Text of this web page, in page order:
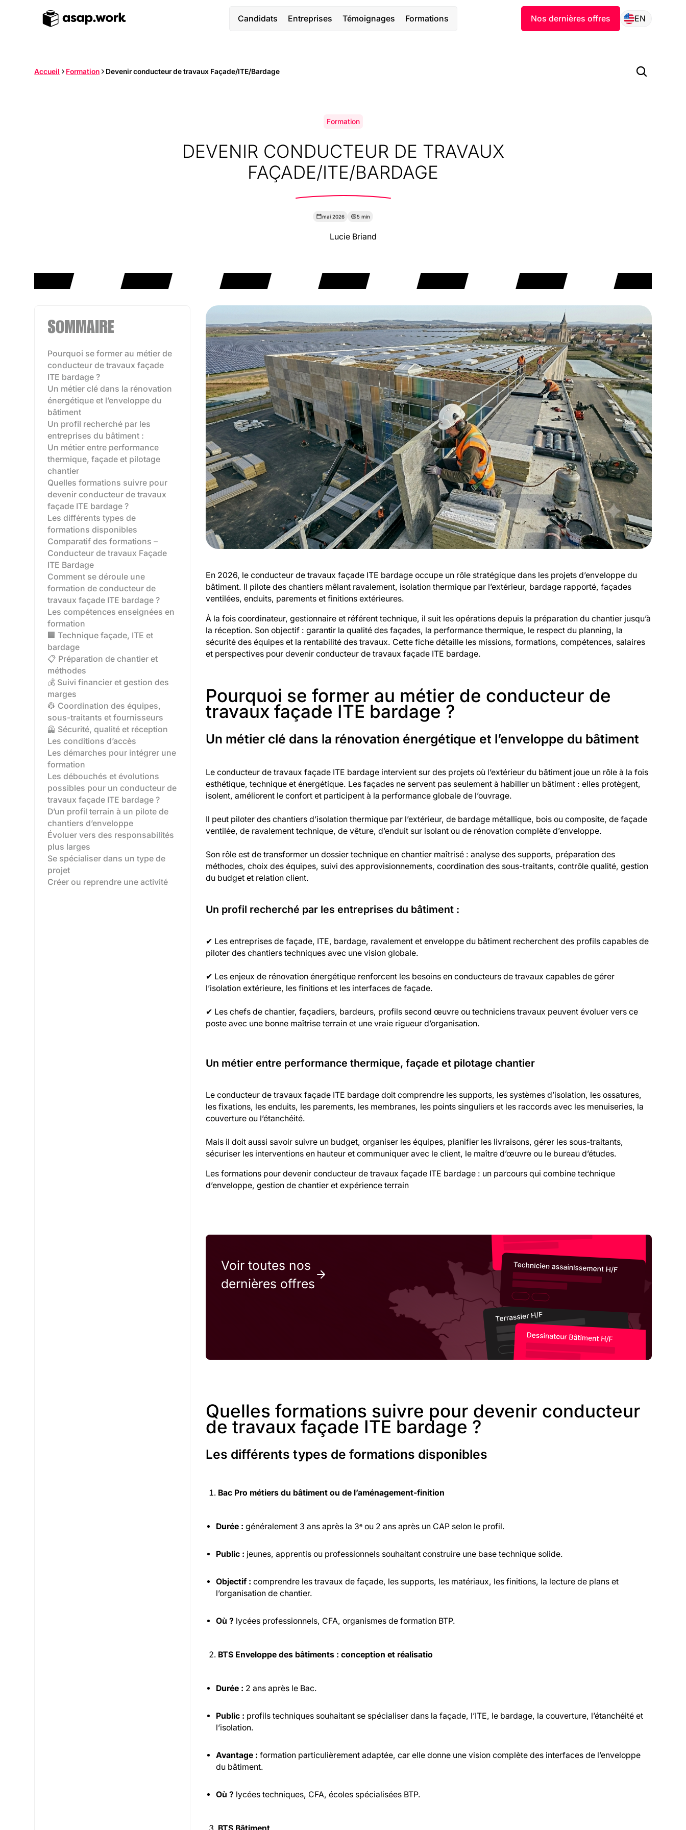
Candidats Entreprises Témoignages Formations Nos dernières offres EN
Accueil Formation Devenir conducteur de travaux Façade/ITE/Bardage
Formation
DEVENIR CONDUCTEUR DE TRAVAUX
FAÇADE/ITE/BARDAGE
mai 2026 5 min
Lucie Briand
SOMMAIRE
Pourquoi se former au métier de
conducteur de travaux façade
ITE bardage ?
Un métier clé dans la rénovation
énergétique et l’enveloppe du
bâtiment
Un profil recherché par les
entreprises du bâtiment :
Un métier entre performance
thermique, façade et pilotage
chantier
Quelles formations suivre pour
devenir conducteur de travaux
façade ITE bardage ?
Les différents types de
formations disponibles‍
Comparatif des formations –
Conducteur de travaux Façade
ITE Bardage
Comment se déroule une
formation de conducteur de
travaux façade ITE bardage ?
Les compétences enseignées en
formation
🏢 Technique façade, ITE et
bardage
📋 Préparation de chantier et
méthodes
💰 Suivi financier et gestion des
marges
👷 Coordination des équipes,
sous-traitants et fournisseurs
🦺 Sécurité, qualité et réception
Les conditions d’accès
Les démarches pour intégrer une
formation
Les débouchés et évolutions
possibles pour un conducteur de
travaux façade ITE bardage ?
D’un profil terrain à un pilote de
chantiers d’enveloppe‍
Évoluer vers des responsabilités
plus larges‍
Se spécialiser dans un type de
projet‍
Créer ou reprendre une activité‍
En 2026, le conducteur de travaux façade ITE bardage occupe un rôle stratégique dans les projets d’enveloppe du
bâtiment. Il pilote des chantiers mêlant ravalement, isolation thermique par l’extérieur, bardage rapporté, façades
ventilées, enduits, parements et finitions extérieures.
À la fois coordinateur, gestionnaire et référent technique, il suit les opérations depuis la préparation du chantier jusqu’à
la réception. Son objectif : garantir la qualité des façades, la performance thermique, le respect du planning, la
sécurité des équipes et la rentabilité des travaux. Cette fiche détaille les missions, formations, compétences, salaires
et perspectives pour devenir conducteur de travaux façade ITE bardage.
Pourquoi se former au métier de conducteur de
travaux façade ITE bardage ?
Un métier clé dans la rénovation énergétique et l’enveloppe du bâtiment
Le conducteur de travaux façade ITE bardage intervient sur des projets où l’extérieur du bâtiment joue un rôle à la fois
esthétique, technique et énergétique. Les façades ne servent pas seulement à habiller un bâtiment : elles protègent,
isolent, améliorent le confort et participent à la performance globale de l’ouvrage.
Il peut piloter des chantiers d’isolation thermique par l’extérieur, de bardage métallique, bois ou composite, de façade
ventilée, de ravalement technique, de vêture, d’enduit sur isolant ou de rénovation complète d’enveloppe.
Son rôle est de transformer un dossier technique en chantier maîtrisé : analyse des supports, préparation des
méthodes, choix des équipes, suivi des approvisionnements, coordination des sous-traitants, contrôle qualité, gestion
du budget et relation client.
Un profil recherché par les entreprises du bâtiment :
✔ Les entreprises de façade, ITE, bardage, ravalement et enveloppe du bâtiment recherchent des profils capables de
piloter des chantiers techniques avec une vision globale.
✔ Les enjeux de rénovation énergétique renforcent les besoins en conducteurs de travaux capables de gérer
l’isolation extérieure, les finitions et les interfaces de façade.
✔ Les chefs de chantier, façadiers, bardeurs, profils second œuvre ou techniciens travaux peuvent évoluer vers ce
poste avec une bonne maîtrise terrain et une vraie rigueur d’organisation.
Un métier entre performance thermique, façade et pilotage chantier
Le conducteur de travaux façade ITE bardage doit comprendre les supports, les systèmes d’isolation, les ossatures,
les fixations, les enduits, les parements, les membranes, les points singuliers et les raccords avec les menuiseries, la
couverture ou l’étanchéité.
Mais il doit aussi savoir suivre un budget, organiser les équipes, planifier les livraisons, gérer les sous-traitants,
sécuriser les interventions en hauteur et communiquer avec le client, le maître d’œuvre ou le bureau d’études.
Les formations pour devenir conducteur de travaux façade ITE bardage : un parcours qui combine technique
d’enveloppe, gestion de chantier et expérience terrain
Voir toutes nos
dernières offres
Quelles formations suivre pour devenir conducteur
de travaux façade ITE bardage ?
Les différents types de formations disponibles
Bac Pro métiers du bâtiment ou de l’aménagement-finition
Durée : généralement 3 ans après la 3ᵉ ou 2 ans après un CAP selon le profil.
Public : jeunes, apprentis ou professionnels souhaitant construire une base technique solide.
Objectif : comprendre les travaux de façade, les supports, les matériaux, les finitions, la lecture de plans et
l’organisation de chantier.
Où ? lycées professionnels, CFA, organismes de formation BTP.
BTS Enveloppe des bâtiments : conception et réalisatio
Durée : 2 ans après le Bac.
Public : profils techniques souhaitant se spécialiser dans la façade, l’ITE, le bardage, la couverture, l’étanchéité et
l’isolation.
Avantage : formation particulièrement adaptée, car elle donne une vision complète des interfaces de l’enveloppe
du bâtiment.
Où ? lycées techniques, CFA, écoles spécialisées BTP.
BTS Bâtiment